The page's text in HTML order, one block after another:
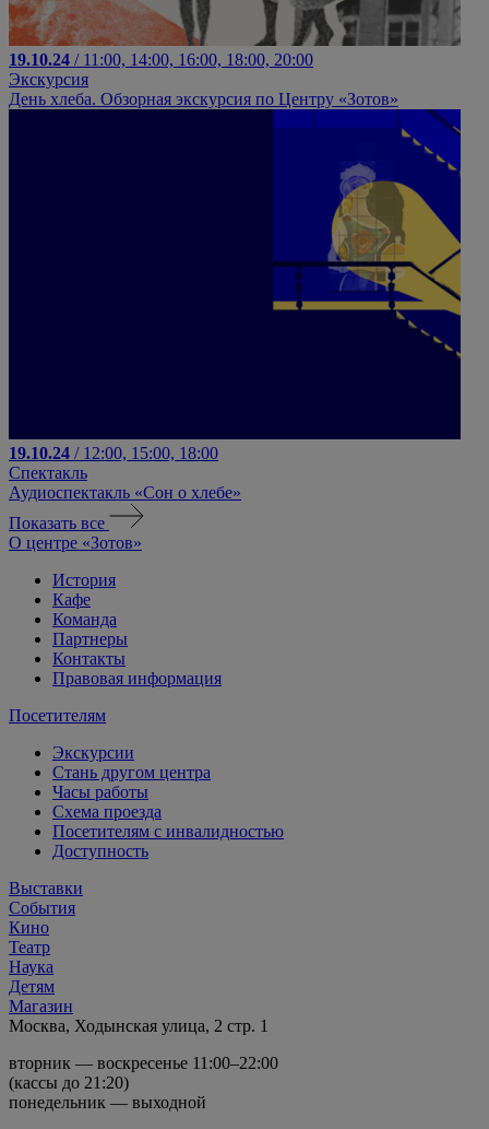
19.10.24 / 11:00, 14:00, 16:00, 18:00, 20:00
Экскурсия
День хлеба. Обзорная экскурсия по Центру «Зотов»
19.10.24 / 12:00, 15:00, 18:00
Спектакль
Аудиоспектакль «Сон о хлебе»
Показать все
О центре «Зотов»
История
Кафе
Команда
Партнеры
Контакты
Правовая информация
Посетителям
Экскурсии
Стань другом центра
Часы работы
Схема проезда
Посетителям с инвалидностью
Доступность
Выставки
События
Кино
Театр
Наука
Детям
Магазин
Москва, Ходынская улица, 2 стр. 1
вторник — воскресенье 11:00–22:00
(кассы до 21:20)
понедельник — выходной